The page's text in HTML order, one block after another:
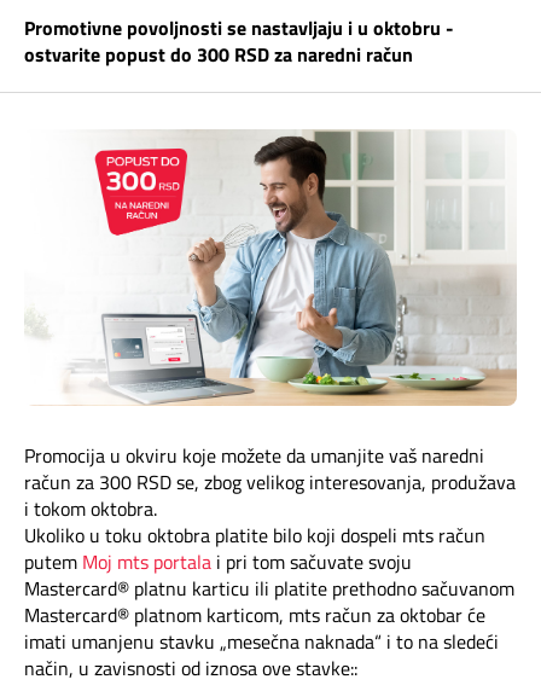
Pozivi ka inostranstvu
iris TV
TV APP
Šta da gledam?
Telefonski imenik
Samouslužni servisi
Dokumenta i uputstva
Kontakt centar
Kako do nas?
Rešavanje problema
Česta pitanja
Pokrivenost mreže
Mapa brzina
eRačun
Prilagođeno tebi
Promotivne povoljnosti se nastavljaju i u oktobru -
ostvarite popust do 300 RSD za naredni račun
Promocija u okviru koje možete da umanjite vaš naredni
račun za 300 RSD se, zbog velikog interesovanja, produžava
i tokom oktobra.
Ukoliko u toku oktobra platite bilo koji dospeli mts račun
putem Moj mts portala i pri tom sačuvate svoju
Mastercard® platnu karticu ili platite prethodno sačuvanom
Mastercard® platnom karticom, mts račun za oktobar će
imati umanjenu stavku „mesečna naknada“ i to na sledeći
način, u zavisnosti od iznosa ove stavke::